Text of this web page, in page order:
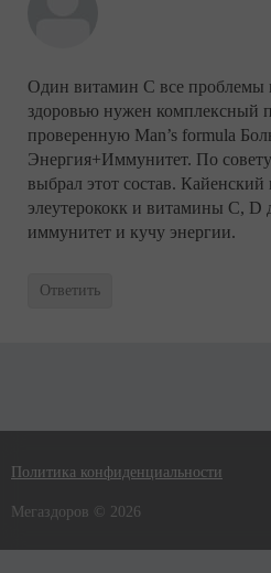
Один витамин С все проблемы
здоровью нужен комплексный
проверенную Man’s formula
Энергия+Иммунитет. По совету
выбрал этот состав.
элеутерококк и витамины C,
иммунитет и кучу энергии.
Ответить
Политика конфиденциальности
Мегаздоров © 2026